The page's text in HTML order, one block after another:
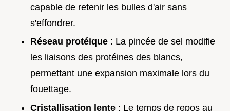
capable de retenir les bulles d'air sans
s'effondrer.
Réseau protéique : La pincée de sel modifie
les liaisons des protéines des blancs,
permettant une expansion maximale lors du
fouettage.
Cristallisation lente : Le temps de repos au